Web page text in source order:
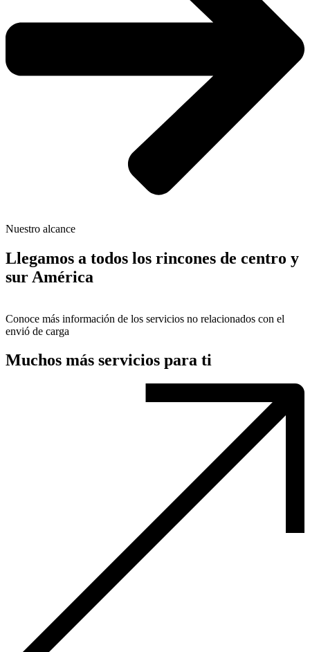
Nuestro alcance
Llegamos a todos los rincones de centro y
sur América
Conoce más información de los servicios no relacionados con el
envió de carga
Muchos más servicios para ti